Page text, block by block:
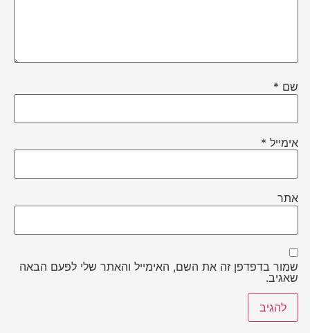
שם *
אימייל *
אתר
שמור בדפדפן זה את השם, האימייל והאתר שלי לפעם הבאה
שאגיב.